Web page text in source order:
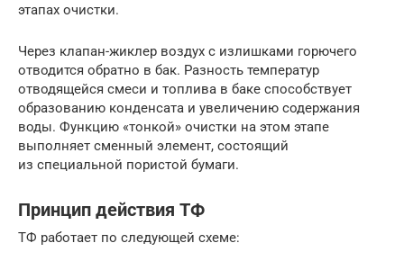
этапах очистки.
Через клапан-жиклер воздух с излишками горючего
отводится обратно в бак. Разность температур
отводящейся смеси и топлива в баке способствует
образованию конденсата и увеличению содержания
воды. Функцию «тонкой» очистки на этом этапе
выполняет сменный элемент, состоящий
из специальной пористой бумаги.
Принцип действия ТФ
ТФ работает по следующей схеме: